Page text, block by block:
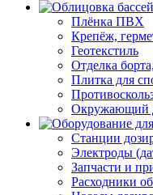
Плёнка ПВХ
Крепёж,
Геотекстиль
Отделка
Плитка для
Окружающий
Станции
Электроды
Запчасти и
Расходники